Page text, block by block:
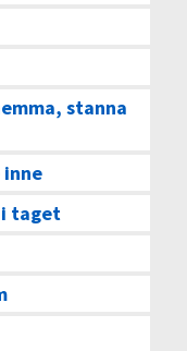
stanna
taget